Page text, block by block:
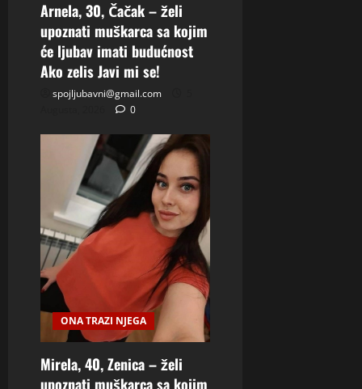
Arnela, 30, Čačak – želi
upoznati muškarca sa kojim
će ljubav imati budućnost
Ako zelis Javi mi se!
spojljubavni@gmail.com
0
ONA TRAZI NJEGA
Mirela, 40, Zenica – želi
upoznati muškarca sa kojim